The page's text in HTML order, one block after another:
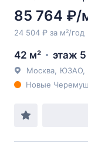
85 764 ₽/
24 504 ₽ за м²/год
42 м² этаж 5
Москва ЮЗАО
Новые